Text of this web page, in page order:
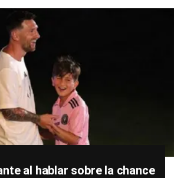
al hablar sobre la chance